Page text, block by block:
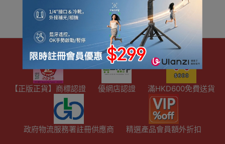
【正版正貨】商標認證 優網店認證 滿HKD600免費送貨
政府物流服務署註冊供應商 精選產品會員額外折扣